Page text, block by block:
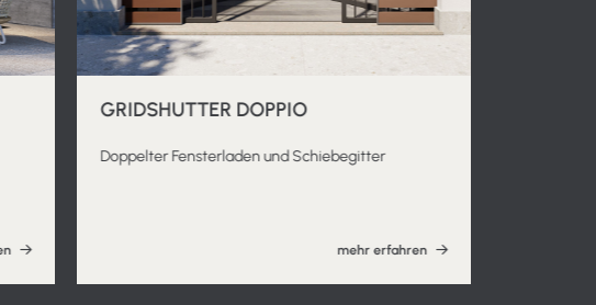
GRIDSHUTTER DOPPIO
Doppelter Fensterladen und Schiebegitter
mehr erfahren